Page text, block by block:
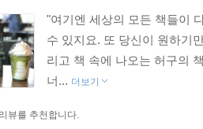
속도로 돌면서 지키고 있다고 상
소설에서 착안한 네 번째 서랍 속의
수 없는 양의 책이 출간되고 있다.
끊임없이 변주하는 방식으로 이야
자는 책을 성전처럼 받들며 심각
"여기엔 세상의 모든 책들이
수 있지요. 또 당신이 원하기
리고 책 속에 나오는 허구의
너... 더보기
뷰를 추천합니다.